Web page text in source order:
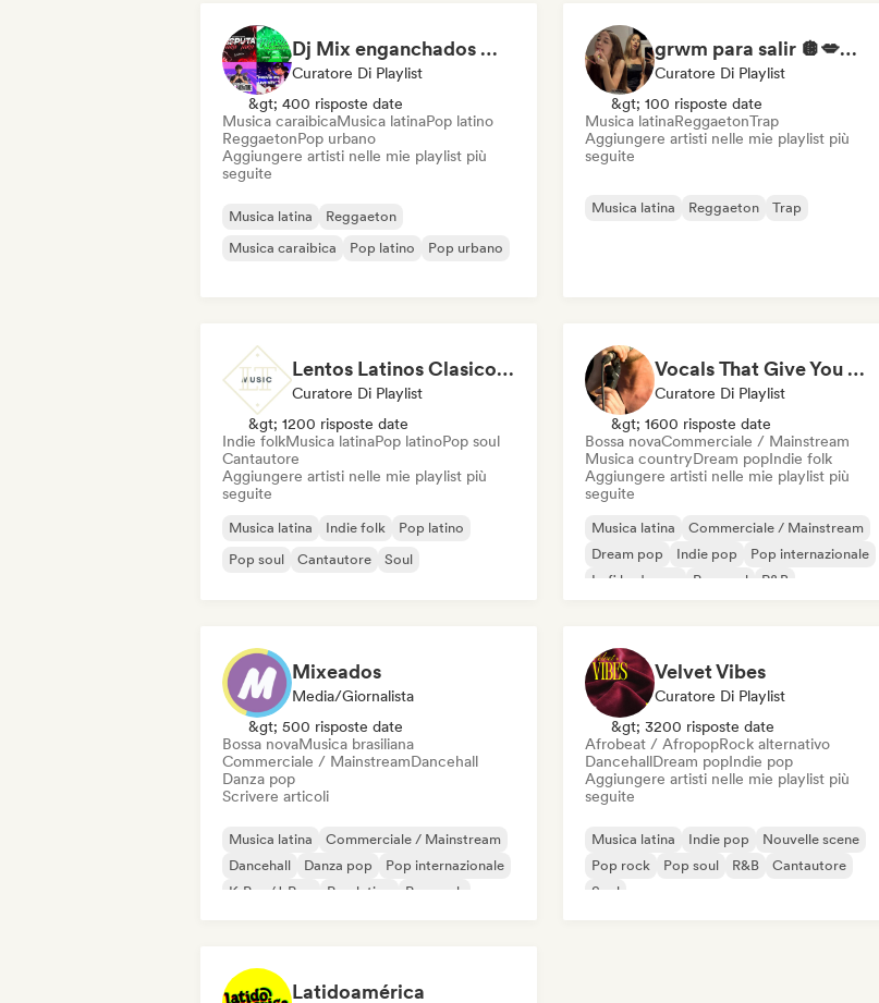
Dj Mix enganchados 😎 Exitos 2026🔥🔥🫦
Curatore Di Playlist
&gt; 400 risposte date
Musica caraibicaMusica latinaPop latino
ReggaetonPop urbano
Aggiungere artisti nelle mie playlist più
seguite
Musica latina
Reggaeton
Musica caraibica
Pop latino Pop urbano
grwm para salir 🪩💋💅🏼🫦 ·
Curatore Di Playlist
&gt; 100 risposte date
Musica latinaReggaetonTrap
Aggiungere artisti nelle mie playlist più
seguite
Musica latina Reggaeton Trap
Lentos Latinos Clasicos En Español (By LTMusic)
Curatore Di Playlist
&gt; 1200 risposte date
Indie folkMusica latinaPop latinoPop soul
Cantautore
Aggiungere artisti nelle mie playlist più
seguite
Musica latina Indie folk
Pop latino
Pop soul
Cantautore Soul
Vocals That Give You Chills
Curatore Di Playlist
&gt; 1600 risposte date
Bossa novaCommerciale / Mainstream
Musica countryDream popIndie folk
Aggiungere artisti nelle mie playlist più
seguite
Musica latina
Commerciale / Mainstream
Dream pop
Indie pop
Pop internazionale
Lofi bedroom
Pop soul R&B
Mixeados
Media/Giornalista
&gt; 500 risposte date
Bossa novaMusica brasiliana
Commerciale / MainstreamDancehall
Danza pop
Scrivere articoli
Musica latina
Commerciale / Mainstream
Dancehall
Danza pop
Pop internazionale
K-Pop/J-Pop
Pop latino Pop rock
Velvet Vibes
Curatore Di Playlist
&gt; 3200 risposte date
Afrobeat / AfropopRock alternativo
DancehallDream popIndie pop
Aggiungere artisti nelle mie playlist più
seguite
Musica latina Indie pop
Nouvelle scene
Pop rock
Pop soul R&B
Cantautore
Soul
Latidoamérica